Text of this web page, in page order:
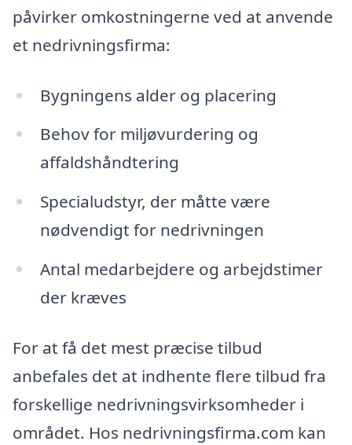
påvirker omkostningerne ved at anvende
et nedrivningsfirma:
Bygningens alder og placering
Behov for miljøvurdering og
affaldshåndtering
Specialudstyr, der måtte være
nødvendigt for nedrivningen
Antal medarbejdere og arbejdstimer
der kræves
For at få det mest præcise tilbud
anbefales det at indhente flere tilbud fra
forskellige nedrivningsvirksomheder i
området. Hos nedrivningsfirma.com kan